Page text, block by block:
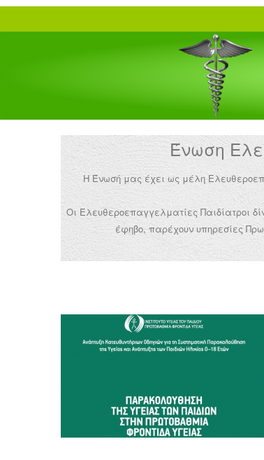
Ένωση
Η Ένωσή μας έχει ως μέλη
Οι Ελευθεροεπαγγελματίες Παιδίατροι
έφηβο, παρέχουν υπηρεσίες